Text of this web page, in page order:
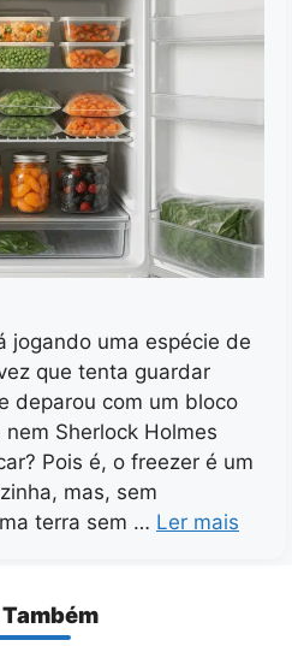
jogando uma espécie de
que tenta guardar
deparou com um bloco
Sherlock Holmes
Pois é, o freezer é um
mas, sem
terra sem … Ler mais